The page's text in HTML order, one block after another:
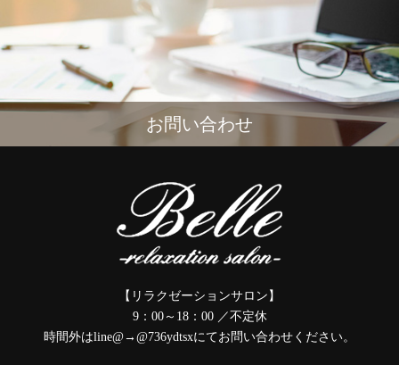
お問い合わせ
【リラクゼーションサロン】
9：00～18：00 ／不定休
時間外はline@→@736ydtsxにてお問い合わせください。